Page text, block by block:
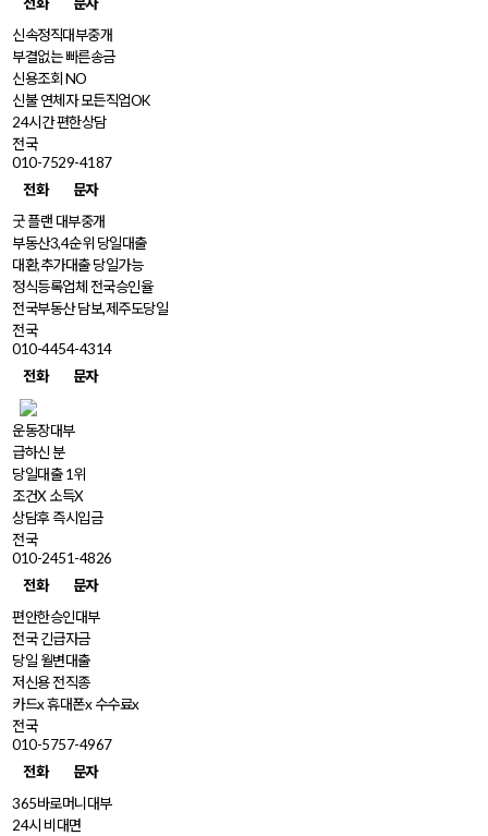
신속정직대부중개
부결없는 빠른송금
신용조회 NO
신불 연체자 모든직업OK
24시간 편한상담
전국
010-7529-4187
전화
문자
굿 플랜 대부중개
부동산3,4순위 당일대출
대환,추가대출 당일가능
정식등록업체 전국승인율
전국부동산 담보,제주도당일
전국
010-4454-4314
전화
문자
운동장대부
급하신 분
당일대출 1위
조건X 소득X
상담후 즉시입금
전국
010-2451-4826
전화
문자
편안한승인대부
전국 긴급자금
당일 월변대출
저신용 전직종
카드x 휴대폰x 수수료x
전국
010-5757-4967
전화
문자
365바로머니대부
24시 비대면